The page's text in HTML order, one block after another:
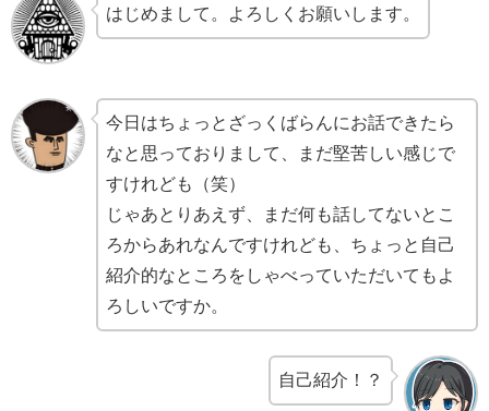
はじめまして。よろしくお願いします。
今日はちょっとざっくばらんにお話できたら
なと思っておりまして、まだ堅苦しい感じで
すけれども（笑）
じゃあとりあえず、まだ何も話してないとこ
ろからあれなんですけれども、ちょっと自己
紹介的なところをしゃべっていただいてもよ
ろしいですか。
自己紹介！？